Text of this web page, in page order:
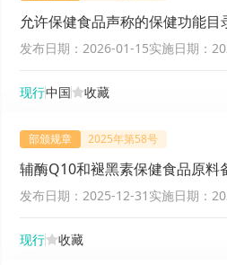
允许保健食品声称的保健功能
发布日期： 2026-01-15实施日期：
现行中国 收藏
部颁规章 2025年第58号
辅酶Q10和褪黑素保健食品原料
发布日期： 2025-12-31 实施日期：
现行 收藏